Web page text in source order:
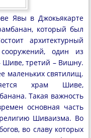
Явы в Джокьякарте
который был
архитектурный
один из
Шиве, третий – Вишну.
маленьких святилищ.
храм Шиве,
Такая важность
основная часть
Шиваизма. Во
во славу которых